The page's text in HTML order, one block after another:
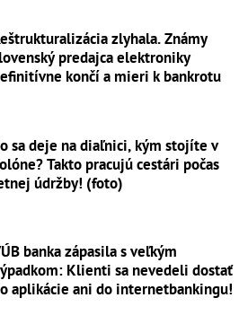
zlyhala. Známy
predajca elektroniky
končí a mieri k bankrotu
sa deje na diaľnici, kým stojíte v
Takto pracujú cestári počas
údržby! (foto)
banka zápasila s veľkým
Klienti sa nevedeli dostať
aplikácie ani do internetbankingu!